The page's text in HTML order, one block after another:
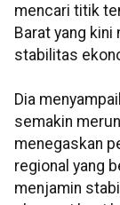
mencari titik
Barat yang
stabilitas
Dia
semakin
menegaskan
regional yang
menjamin